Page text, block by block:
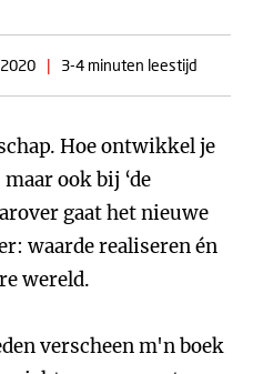
| 3-4 minuten leestijd
Hoe ontwikkel je
ook bij ‘de
gaat het nieuwe
waarde realiseren én
wereld.
verscheen m'n boek